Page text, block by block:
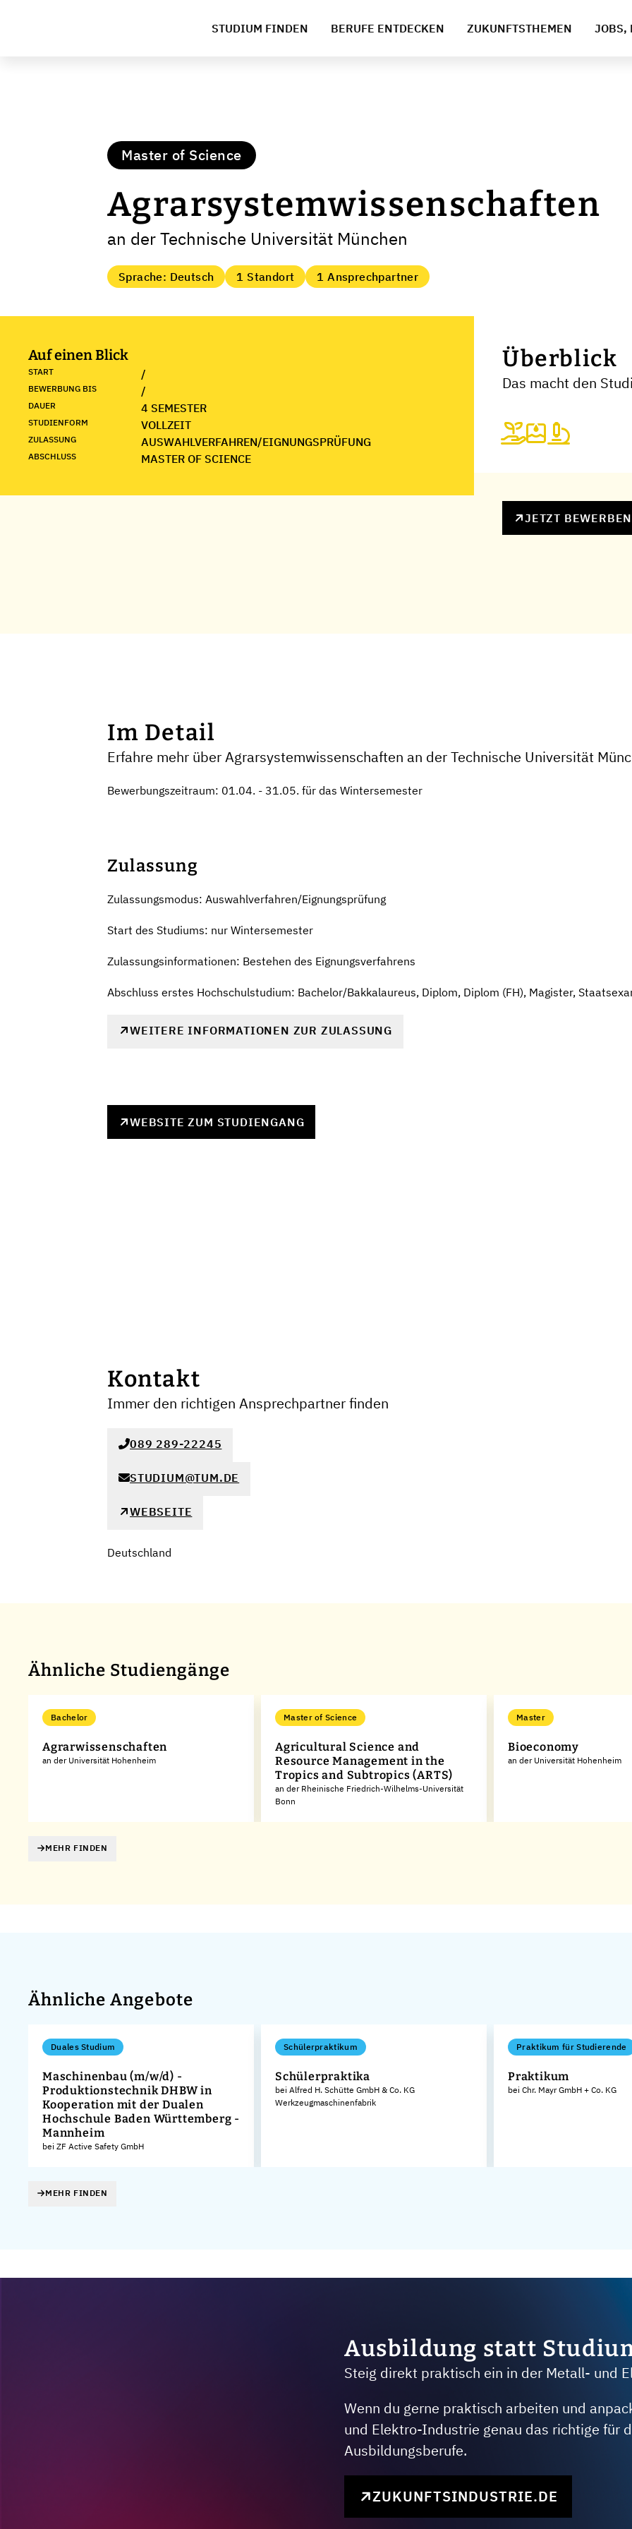
STUDIUM FINDEN BERUFE ENTDECKEN ZUKUNFTSTHEMEN JOBS,
Master of Science
Agrarsystemwissenschaften
an der Technische Universität München
Sprache: Deutsch 1 Standort 1 Ansprechpartner
Auf einen Blick
START /
BEWERBUNG BIS /
DAUER 4 SEMESTER
STUDIENFORM VOLLZEIT
ZULASSUNG AUSWAHLVERFAHREN/EIGNUNGSPRÜFUNG
ABSCHLUSS MASTER OF SCIENCE
Überblick
Das macht den
JETZT BEWERBEN
Im Detail
Erfahre mehr über Agrarsystemwissenschaften an der Technische Universität
Bewerbungszeitraum: 01.04. - 31.05. für das Wintersemester
Zulassung
Zulassungsmodus: Auswahlverfahren/Eignungsprüfung
Start des Studiums: nur Wintersemester
Zulassungsinformationen: Bestehen des Eignungsverfahrens
Abschluss erstes Hochschulstudium: Bachelor/Bakkalaureus, Diplom, Diplom (FH), Magister,
WEITERE INFORMATIONEN ZUR ZULASSUNG
WEBSITE ZUM STUDIENGANG
Kontakt
Immer den richtigen Ansprechpartner finden
089 289-22245
STUDIUM@TUM.DE
WEBSEITE
Deutschland
Ähnliche Studiengänge
Bachelor
Agrarwissenschaften
an der Universität Hohenheim
Master of Science
Agricultural Science and
Resource Management in the
Tropics and Subtropics (ARTS)
an der Rheinische Friedrich-Wilhelms-Universität
Bonn
Master
Bioeconomy
an der Universität Hohenheim
MEHR FINDEN
Ähnliche Angebote
Duales Studium
Maschinenbau (m/w/d) -
Produktionstechnik DHBW in
Kooperation mit der Dualen
Hochschule Baden Württemberg -
Mannheim
bei ZF Active Safety GmbH
Schülerpraktikum
Schülerpraktika
bei Alfred H. Schütte GmbH & Co. KG
Werkzeugmaschinenfabrik
Praktikum für Studierende
Praktikum
bei Chr. Mayr GmbH + Co. KG
MEHR FINDEN
Ausbildung statt
Steig direkt praktisch ein in der Metall- und
Wenn du gerne praktisch arbeiten und
und Elektro-Industrie genau das richtige für
Ausbildungsberufe.
ZUKUNFTSINDUSTRIE.DE